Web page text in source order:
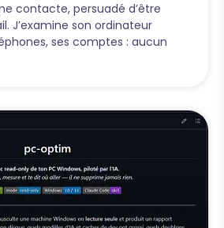
contacte, persuadé d’être
J’examine son ordinateur
ses comptes : aucun